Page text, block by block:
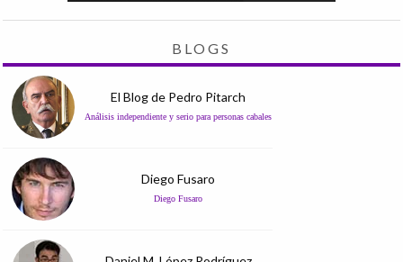
BLOGS
El Blog de Pedro Pitarch
Análisis independiente y serio para personas cabales
Diego Fusaro
Diego Fusaro